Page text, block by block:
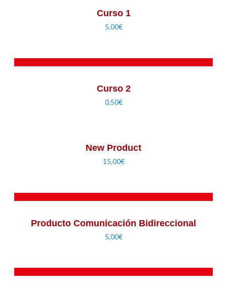
Curso 1
5,00€
Curso 2
0,50€
New Product
15,00€
Producto Comunicación Bidireccional
5,00€